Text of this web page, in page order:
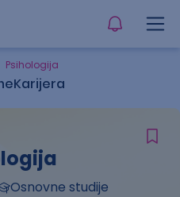
Psihologija
Karijera
Osnovne studije